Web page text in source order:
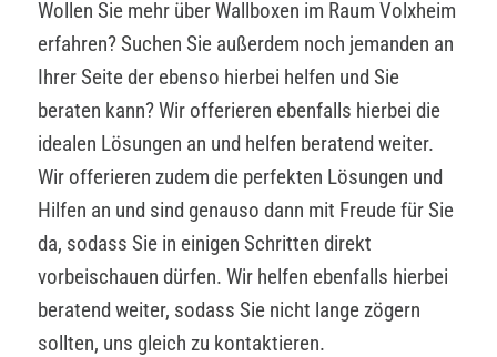
Wollen Sie mehr über Wallboxen im Raum Volxheim
erfahren? Suchen Sie außerdem noch jemanden an
Ihrer Seite der ebenso hierbei helfen und Sie
beraten kann? Wir offerieren ebenfalls hierbei die
idealen Lösungen an und helfen beratend weiter.
Wir offerieren zudem die perfekten Lösungen und
Hilfen an und sind genauso dann mit Freude für Sie
da, sodass Sie in einigen Schritten direkt
vorbeischauen dürfen. Wir helfen ebenfalls hierbei
beratend weiter, sodass Sie nicht lange zögern
sollten, uns gleich zu kontaktieren.